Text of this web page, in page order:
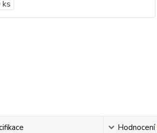
Hodnocení